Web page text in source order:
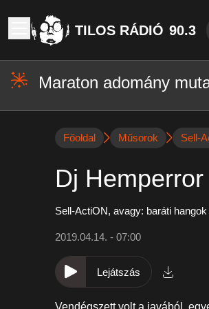
TILOS RÁDIÓ 90.3
Maraton adomány
Főoldal Műsorok Sell-
Dj
Sell-ActiON, avagy: baráti
2019.04.14. - 07:00
Lejátszás
Vendégszett volt a javából,